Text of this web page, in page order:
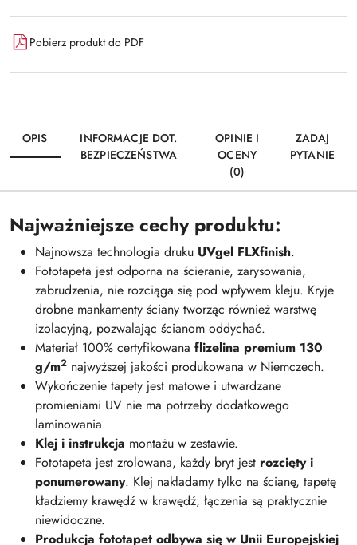
Pobierz produkt do PDF
OPIS
INFORMACJE DOT.
BEZPIECZEŃSTWA
OPINIE I
OCENY
(0)
ZADAJ
PYTANIE
Najważniejsze cechy produktu:
Najnowsza technologia druku UVgel FLXfinish.
Fototapeta jest odporna na ścieranie, zarysowania,
zabrudzenia, nie rozciąga się pod wpływem kleju. Kryje
drobne mankamenty ściany tworząc również warstwę
izolacyjną, pozwalając ścianom oddychać.
Materiał 100% certyfikowana flizelina premium 130
g/m2 najwyższej jakości produkowana w Niemczech.
Wykończenie tapety jest matowe i utwardzane
promieniami UV nie ma potrzeby dodatkowego
laminowania.
Klej i instrukcja montażu w zestawie.
Fototapeta jest zrolowana, każdy bryt jest rozcięty i
ponumerowany. Klej nakładamy tylko na ścianę, tapetę
kładziemy krawędź w krawędź, łączenia są praktycznie
niewidoczne.
Produkcja fototapet odbywa się w Unii Europejskiej